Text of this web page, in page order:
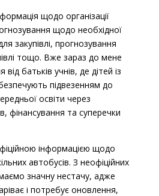
щодо організації
щодо необхідної
закупівлі, прогнозування
тощо. Вже зараз до мене
батьків учнів, де дітей із
підвезенням до
освіти через
фінансування та суперечки
інформацією щодо
автобусів. З неофіційних
значну нестачу, адже
і потребує оновлення,